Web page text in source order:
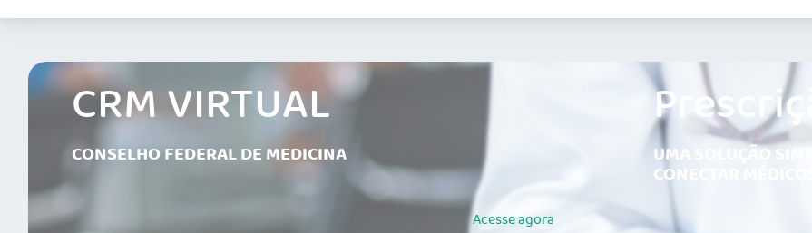
CRM VIRTUAL
CONSELHO FEDERAL DE MEDICINA
Acesseagora
UMA SOLUÇÃO
CONECTAR